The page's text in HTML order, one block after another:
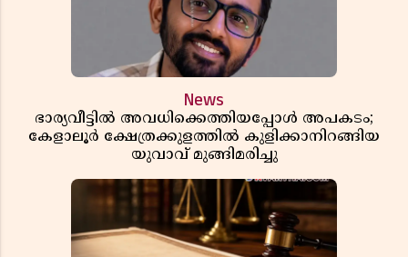
News
ഭാര്യവീട്ടിൽ അവധിക്കെത്തിയപ്പോൾ അപകടം;
കേളാലൂർ ക്ഷേത്രക്കുളത്തിൽ കുളിക്കാനിറങ്ങിയ
യുവാവ് മുങ്ങിമരിച്ചു